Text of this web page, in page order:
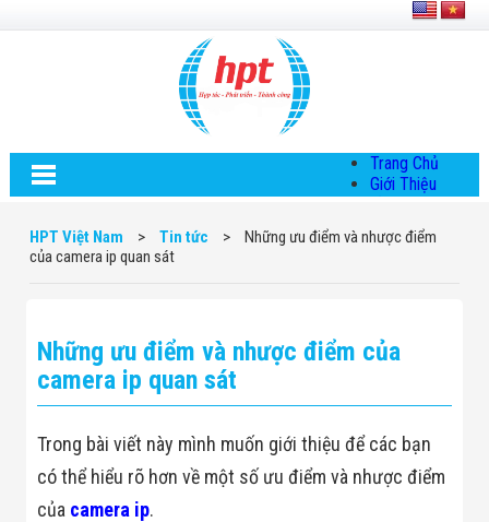
Trang Chủ
Giới Thiệu
Nam
Hội Đồng Quản
Mật Thông Tin
Thông Tin
Chuyển Khoản
Giải Pháp
Giải Pháp Thiết
Bị Ngành Thủy
HPT Việt Nam > Tin tức >
Những ưu điểm và nhược điểm
của camera ip quan sát
Những ưu điểm và nhược điểm của
camera ip quan sát
Trong bài viết này mình muốn giới thiệu để các bạn
có thể hiểu rõ hơn về một số ưu điểm và nhược điểm
của camera ip.